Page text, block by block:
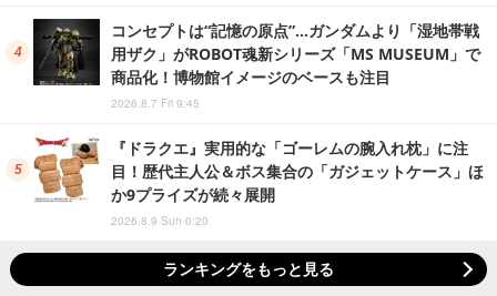
コンセプトは“記憶の原点”…ガンダムより「湿地帯戦
用ザク」がROBOT魂新シリーズ「MS MUSEUM」で
商品化！博物館イメージのベースも注目
2026.8.7 Fri 9:45
『ドラクエ』実用的な「ゴーレムの腕入れ枕」に注
目！歴代主人公＆ボス集合の「ガジェットケース」ほ
か9プライズが続々展開
2026.8.9 Sun 0:20
ランキングをもっと見る